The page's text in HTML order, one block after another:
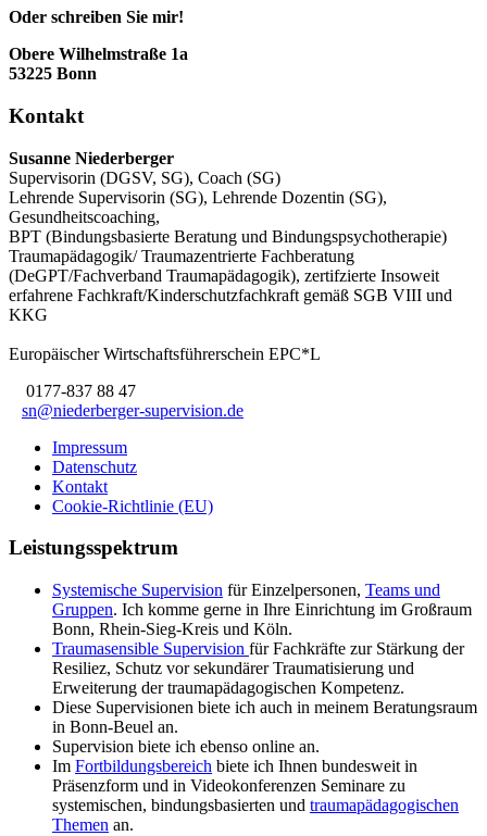
Oder schreiben Sie mir!
Obere Wilhelmstraße 1a
53225 Bonn
Kontakt
Susanne Niederberger
Supervisorin (DGSV, SG), Coach (SG)
Lehrende Supervisorin (SG), Lehrende Dozentin (SG),
Gesundheitscoaching,
BPT (Bindungsbasierte Beratung und Bindungspsychotherapie)
Traumapädagogik/ Traumazentrierte Fachberatung
(DeGPT/Fachverband Traumapädagogik), zertifzierte Insoweit
erfahrene Fachkraft/Kinderschutzfachkraft gemäß SGB VIII und
KKG
Europäischer Wirtschaftsführerschein EPC*L
0177-837 88 47
sn@niederberger-supervision.de
Impressum
Datenschutz
Kontakt
Cookie-Richtlinie (EU)
Leistungsspektrum
Systemische Supervision für Einzelpersonen, Teams und
Gruppen. Ich komme gerne in Ihre Einrichtung im Großraum
Bonn, Rhein-Sieg-Kreis und Köln.
Traumasensible Supervision für Fachkräfte zur Stärkung der
Resiliez, Schutz vor sekundärer Traumatisierung und
Erweiterung der traumapädagogischen Kompetenz.
Diese Supervisionen biete ich auch in meinem Beratungsraum
in Bonn-Beuel an.
Supervision biete ich ebenso online an.
Im Fortbildungsbereich biete ich Ihnen bundesweit in
Präsenzform und in Videokonferenzen Seminare zu
systemischen, bindungsbasierten und traumapädagogischen
Themen an.